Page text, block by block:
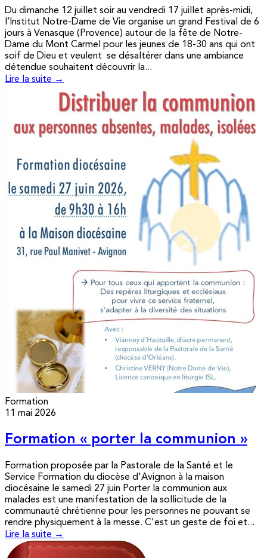
Du dimanche 12 juillet soir au vendredi 17 juillet après-midi,
l’Institut Notre-Dame de Vie organise un grand Festival de 6
jours à Venasque (Provence) autour de la fête de Notre-
Dame du Mont Carmel pour les jeunes de 18-30 ans qui ont
soif de Dieu et veulent se désaltérer dans une ambiance
détendue souhaitent découvrir la...
Lire la suite →
Formation
11 mai 2026
Formation « porter la communion »
Formation proposée par la Pastorale de la Santé et le
Service Formation du diocèse d'Avignon à la maison
diocésaine le samedi 27 juin Porter la communion aux
malades est une manifestation de la sollicitude de la
communauté chrétienne pour les personnes ne pouvant se
rendre physiquement à la messe. C'est un geste de foi et...
Lire la suite →